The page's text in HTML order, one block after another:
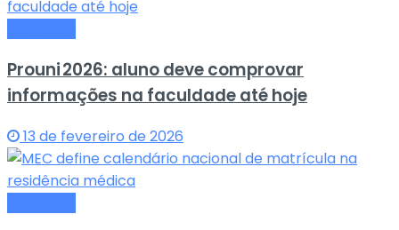
Prouni 2026: aluno deve comprovar
informações na faculdade até hoje
13 de fevereiro de 2026